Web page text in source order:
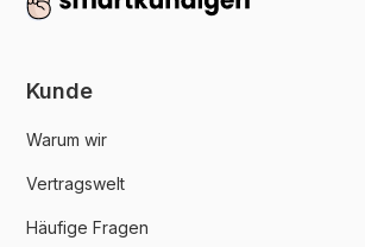
Kunde
Warum wir
Vertragswelt
Häufige Fragen